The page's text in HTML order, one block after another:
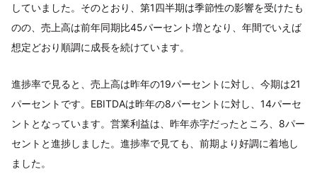
していました。そのとおり、第1四半期は季節性の影響を受けたも
のの、売上高は前年同期比45パーセント増となり、年間でいえば
想定どおり順調に成長を続けています。
進捗率で見ると、売上高は昨年の19パーセントに対し、今期は21
パーセントです。EBITDAは昨年の8パーセントに対し、14パーセ
ントとなっています。営業利益は、昨年赤字だったところ、8パー
セントと進捗しました。進捗率で見ても、前期より好調に着地し
ました。